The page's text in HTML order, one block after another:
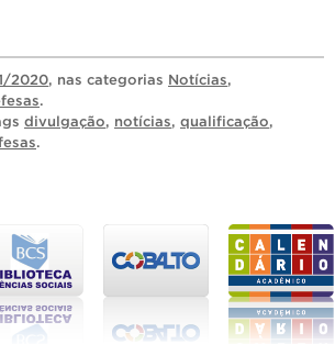
2020, nas categorias Notícias,
.
divulgação, notícias, qualificação,
.